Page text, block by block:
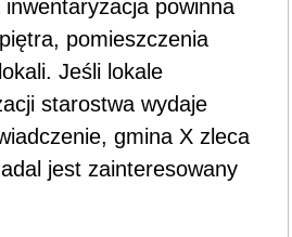
powinna
pomieszczenia
Jeśli lokale
starostwa wydaje
gmina X zleca
jest zainteresowany